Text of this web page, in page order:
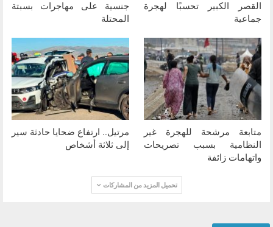
القصر الكبير تحسبًا لهجرة
جماعية
جنسية على مهاجرات بسبتة
المحتلة
متابعة مرشحة للهجرة غير
النظامية بسبب تصريحات
واتهامات زائفة
مرتيل.. ارتفاع ضحايا حادثة سير
إلى ثلاثة أشخاص
تحميل المزيد من المشاركات